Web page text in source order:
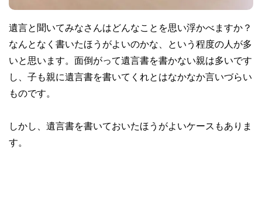
遺言と聞いてみなさんはどんなことを思い浮かべますか？
なんとなく書いたほうがよいのかな、という程度の人が多
いと思います。面倒がって遺言書を書かない親は多いです
し、子も親に遺言書を書いてくれとはなかなか言いづらい
ものです。
しかし、遺言書を書いておいたほうがよいケースもありま
す。